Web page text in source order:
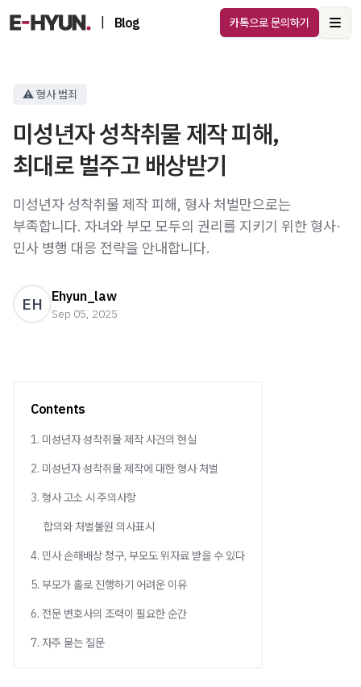
Blog 카톡으로 문의하기
⚠️ 형사 범죄
미성년자 성착취물 제작 피해,
최대로 벌주고 배상받기
미성년자 성착취물 제작 피해, 형사 처벌만으로는
부족합니다. 자녀와 부모 모두의 권리를 지키기 위한 형사·
민사 병행 대응 전략을 안내합니다.
EH Ehyun_law
Sep 05, 2025
Contents
1. 미성년자 성착취물 제작 사건의 현실
2. 미성년자 성착취물 제작에 대한 형사 처벌
3. 형사 고소 시 주의사항
합의와 처벌불원 의사표시
4. 민사 손해배상 청구, 부모도 위자료 받을 수 있다
5. 부모가 홀로 진행하기 어려운 이유
6. 전문 변호사의 조력이 필요한 순간
7. 자주 묻는 질문